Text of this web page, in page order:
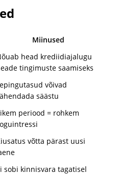
Miinused
head krediidiajalugu
tingimuste saamiseks
võivad
säästu
periood = rohkem
võtta pärast uusi
sobi kinnisvara tagatisel